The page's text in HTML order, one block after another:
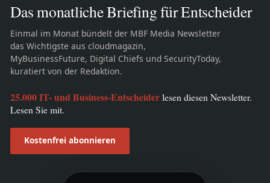
Das monatliche Briefing für Entscheider
Einmal im Monat bündelt der MBF Media Newsletter
das Wichtigste aus cloudmagazin,
MyBusinessFuture, Digital Chiefs und SecurityToday,
kuratiert von der Redaktion.
25.000 IT- und Business-Entscheiderlesen diesen Newsletter.
Lesen Sie mit.
Kostenfrei abonnieren